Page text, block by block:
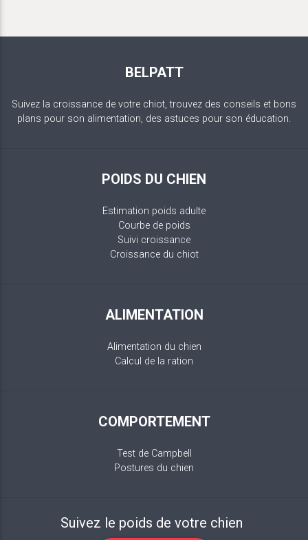
BELPATT
Suivez la croissance de votre chiot, trouvez des conseils et bons
plans pour son alimentation, des astuces pour son éducation.
POIDS DU CHIEN
Estimation poids adulte
Courbe de poids
Suivi croissance
Croissance du chiot
ALIMENTATION
Alimentation du chien
Calcul de la ration
COMPORTEMENT
Test de Campbell
Postures du chien
Suivez le poids de votre chien